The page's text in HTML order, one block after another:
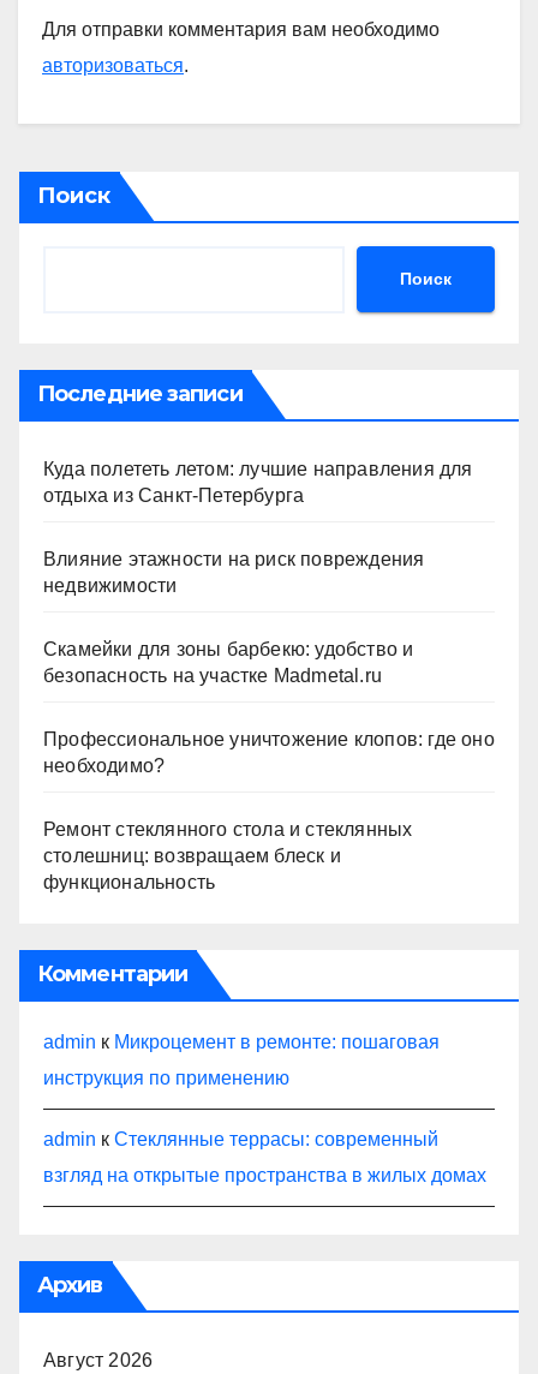
Для отправки комментария вам необходимо
авторизоваться.
Поиск
Поиск
Последние записи
Куда полететь летом: лучшие направления для
отдыха из Санкт-Петербурга
Влияние этажности на риск повреждения
недвижимости
Скамейки для зоны барбекю: удобство и
безопасность на участке Madmetal.ru
Профессиональное уничтожение клопов: где оно
необходимо?
Ремонт стеклянного стола и стеклянных
столешниц: возвращаем блеск и
функциональность
Комментарии
admin к Микроцемент в ремонте: пошаговая
инструкция по применению
admin к Стеклянные террасы: современный
взгляд на открытые пространства в жилых домах
Архив
Август 2026